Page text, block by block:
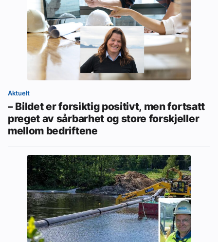
Aktuelt
– Bildet er forsiktig positivt, men fortsatt
preget av sårbarhet og store forskjeller
mellom bedriftene